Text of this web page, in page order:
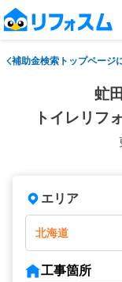
補助金検索トップページ
虻
トイレリフ
エリア
北海道
工事箇所